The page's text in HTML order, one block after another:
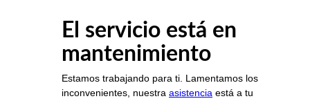
El servicio está en
mantenimiento
Estamos trabajando para ti. Lamentamos los
inconvenientes, nuestra asistencia está a tu